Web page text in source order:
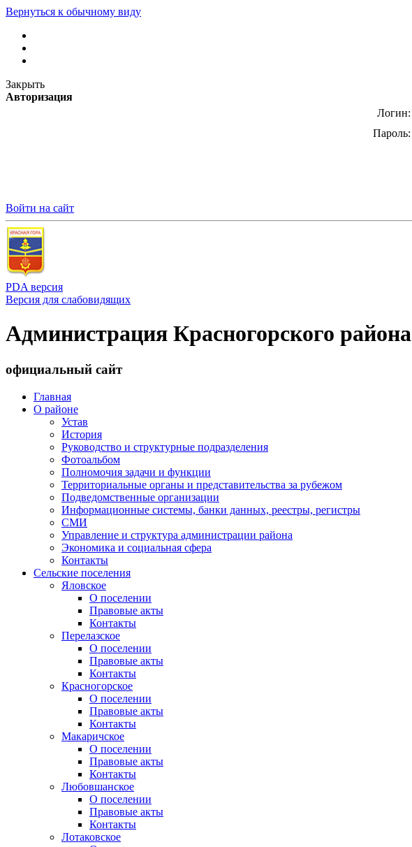
Вернуться к обычному виду
Закрыть
Авторизация
Логин:
Пароль:
Войти на сайт
PDA версия
Версия для слабовидящих
Администрация Красногорского района
официальный сайт
Главная
О районе
Устав
История
Руководство и структурные подразделения
Фотоальбом
Полномочия задачи и функции
Территориальные органы и представительства за рубежом
Подведомственные организации
Информационные системы, банки данных, реестры, регистры
СМИ
Управление и структура администрации района
Экономика и социальная сфера
Контакты
Сельские поселения
Яловское
О поселении
Правовые акты
Контакты
Перелазское
О поселении
Правовые акты
Контакты
Красногорское
О поселении
Правовые акты
Контакты
Макаричское
О поселении
Правовые акты
Контакты
Любовшанское
О поселении
Правовые акты
Контакты
Лотаковское